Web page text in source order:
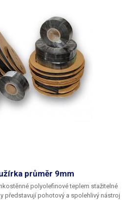
průměr 9mm
polyolefinové teplem stažitelné
představují pohotový a spolehlivý nástroj